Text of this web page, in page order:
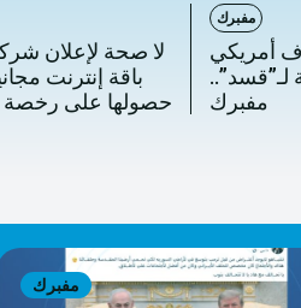
لا صحة لإعلان
باقة إنترنت
مفبرك
أمريكي
لـ”قسد”..
مفبرك
مفبرك